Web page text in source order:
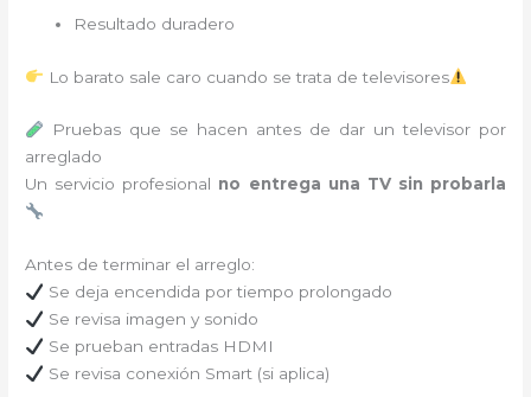
Resultado duradero
Lo barato sale caro cuando se trata de televisores
Pruebas que se hacen antes de dar un televisor por
arreglado
Un servicio profesional no entrega una TV sin probarla
Antes de terminar el arreglo:
Se deja encendida por tiempo prolongado
Se revisa imagen y sonido
Se prueban entradas HDMI
Se revisa conexión Smart (si aplica)